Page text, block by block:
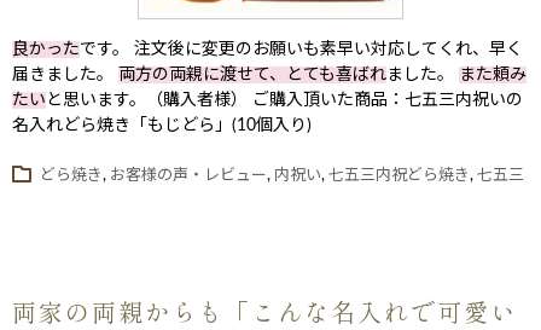
良かったです。 注文後に変更のお願いも素早い対応してくれ、早く
届きました。
両方の両親に渡せて、とても喜ばれました。
また頼み
たい と思います。（購入者様） ご購入頂いた商品：七五三内祝いの
名入れどら焼き「もじどら」(10個入り)
どら焼き, お客様の声・レビュー, 内祝い, 七五三内祝どら焼き, 七五三
両家の両親からも「こんな名入れで可愛い